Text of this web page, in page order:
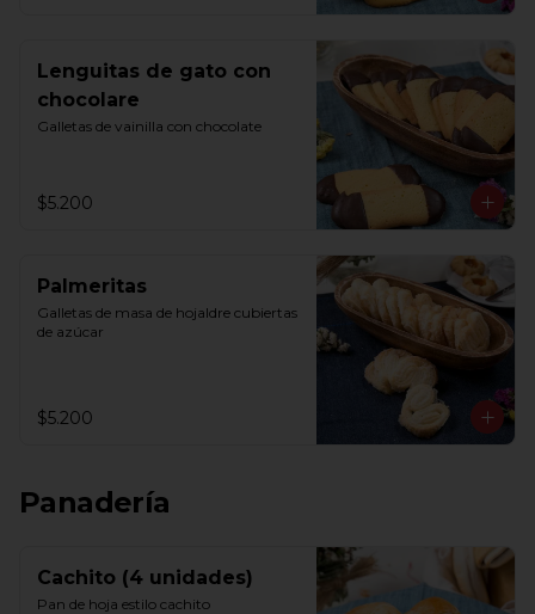
Lenguitas de gato con
chocolare
Galletas de vainilla con chocolate
$5.200
Palmeritas
Galletas de masa de hojaldre cubiertas
de azúcar
$5.200
Panadería
Cachito (4 unidades)
Pan de hoja estilo cachito